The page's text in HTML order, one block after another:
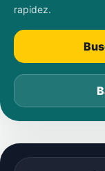
rapidez.